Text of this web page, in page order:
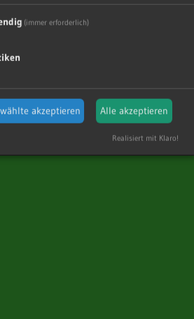
Treville von ThemeZee.
(immer erforderlich)
akzeptieren Alle akzeptieren
Realisiert mit Klaro!